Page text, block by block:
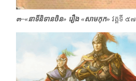
๓–«នាទីនិទានចិន» រឿង «សាមកុក» វគ្គទី ๕๗